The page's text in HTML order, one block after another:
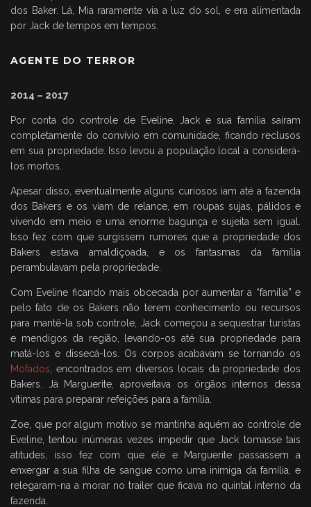
dos Baker. Lá, Mia raramente via a luz do sol, e era alimentada
por Jack de tempos em tempos.
AGENTE DO TERROR
2014 – 2017
Por conta do controle de Eveline, Jack e sua família saíram
completamente do convívio em comunidade, ficando reclusos
em sua propriedade. Isso levou a população local a considerá-
los mortos.
Apesar disso, eventualmente alguns curiosos iam até a fazenda
dos Bakers e os viam de relance, em roupas sujas, pálidos e
vivendo em meio e uma enorme bagunça e sujeita sem igual.
Isso fez com que surgissem rumores que a propriedade dos
Bakers estava amaldiçoada, e os fantasmas da família
perambulavam pela propriedade.
Com Eveline ficando mais obcecada por aumentar a “família” e
pelo fato de os Bakers não terem conhecimento ou recursos
para mantê-la sob controle, Jack começou a sequestrar turistas
e mendigos da região, levando-os até sua propriedade para
matá-los e dissecá-los. Os corpos acabavam se tornando os
Mofados , encontrados em diversos locais da propriedade dos
Bakers. Já Marguerite, aproveitava os órgãos internos dessa
vítimas para preparar refeições para a família.
Zoe, que por algum motivo se mantinha aquém ao controle de
Eveline, tentou inúmeras vezes impedir que Jack tomasse tais
atitudes, isso fez com que ele e Marguerite passassem a
enxergar a sua filha de sangue como uma inimiga da família, e
relegaram-na a morar no trailer que ficava no quintal interno da
fazenda.